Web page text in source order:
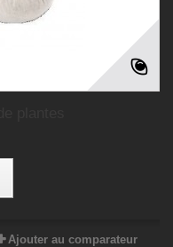
Ajouter au comparateur